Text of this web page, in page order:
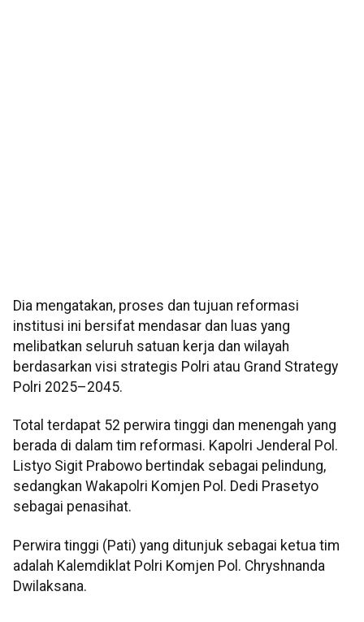
Dia mengatakan, proses dan tujuan reformasi
institusi ini bersifat mendasar dan luas yang
melibatkan seluruh satuan kerja dan wilayah
berdasarkan visi strategis Polri atau Grand Strategy
Polri 2025–2045.
Total terdapat 52 perwira tinggi dan menengah yang
berada di dalam tim reformasi. Kapolri Jenderal Pol.
Listyo Sigit Prabowo bertindak sebagai pelindung,
sedangkan Wakapolri Komjen Pol. Dedi Prasetyo
sebagai penasihat.
Perwira tinggi (Pati) yang ditunjuk sebagai ketua tim
adalah Kalemdiklat Polri Komjen Pol. Chryshnanda
Dwilaksana.